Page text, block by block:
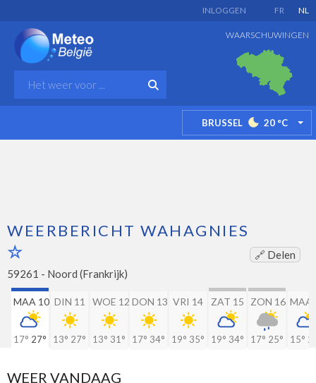
FR NL
INLOGGEN
WAARSCHUWINGEN
BRUSSEL 20 °C
WEERBERICHT WAHAGNIES
🔗 Delen
59261 - Noord (Frankrijk)
MAA 10
17° 27°
DIN 11
13° 27°
WOE 12
13° 31°
DON 13
17° 34°
VRI 14
19° 35°
ZAT 15
19° 34°
ZON 16
17° 25°
MAA
15°
WEER VANDAAG